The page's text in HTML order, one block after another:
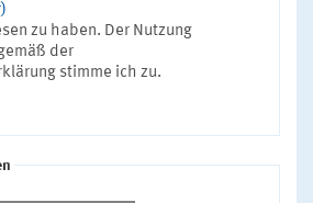
zu haben. Der Nutzung
der
stimme ich zu.